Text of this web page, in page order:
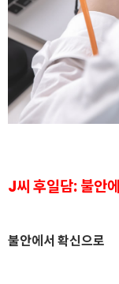
J씨 후일담: 불안
불안에서 확신으로